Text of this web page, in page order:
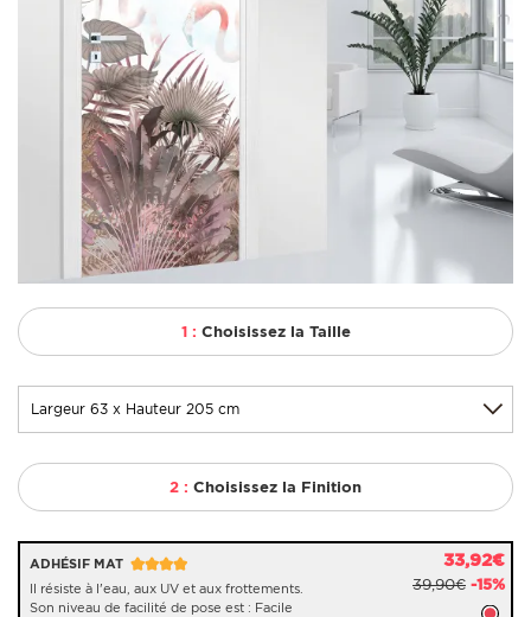
1 : Choisissez la Taille
2 : Choisissez la Finition
ADHÉSIF MAT 33,92€
39,90€ -15%
Il résiste à l'eau, aux UV et aux frottements.
Son niveau de facilité de pose est : Facile